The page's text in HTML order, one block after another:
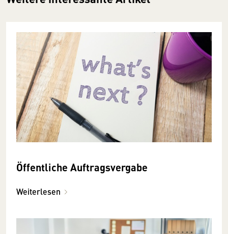
Öffentliche Auftragsvergabe
Weiterlesen